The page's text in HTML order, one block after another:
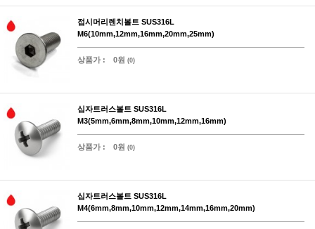
접시머리렌치볼트 SUS316L
M6(10mm,12mm,16mm,20mm,25mm)
상품가 : 0원 (0)
십자트러스볼트 SUS316L
M3(5mm,6mm,8mm,10mm,12mm,16mm)
상품가 : 0원 (0)
십자트러스볼트 SUS316L
M4(6mm,8mm,10mm,12mm,14mm,16mm,20mm)